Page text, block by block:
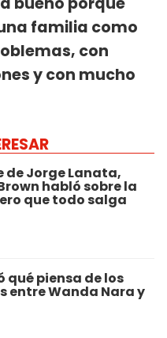
familia como
con
y con mucho
de Jorge Lanata,
habló sobre la
que todo salga
qué piensa de los
entre Wanda Nara y